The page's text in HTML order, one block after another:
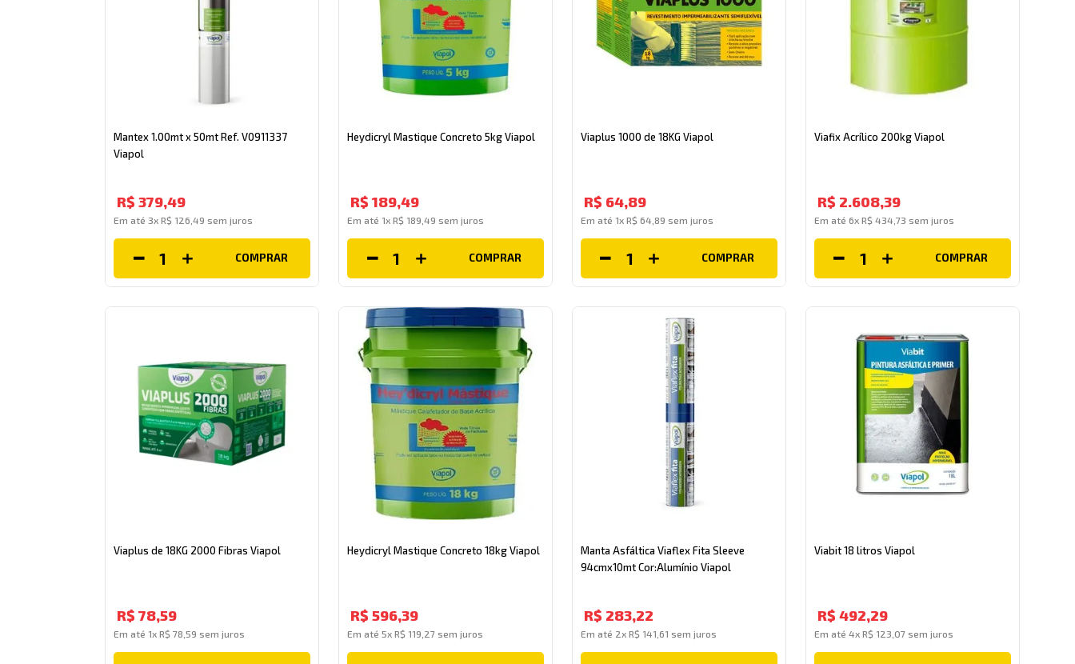
Mantex 1.00mt x 50mt Ref. V0911337
Viapol
R$ 379,49
Em até 3xR$ 126 ,49 sem juros
COMPRAR
Heydicryl Mastique Concreto 5kg Viapol
R$ 189,49
Em até 1xR$ 189 ,49 sem juros
COMPRAR
Viaplus 1000 de 18KG Viapol
R$ 64,89
Em até 1x R$ 64 89 sem juros
COMPRAR
Viafix Acrílico 200kg Viapol
R$ 2.608,39
Em até 6x R$ 434 73 sem juros
COMPRAR
Viaplus de 18KG 2000 Fibras Viapol
R$ 78,59
Em até 1xR$ 78 ,59 sem juros
Heydicryl Mastique Concreto 18kg Viapol
R$ 596,39
Em até5xR$ 119 27 sem juros
Manta Asfáltica Viaflex Fita Sleeve
94cmx10mt Cor:Alumínio Viapol
R$ 283,22
Em até 2x R$ 141 61 sem juros
Viabit 18 litros Viapol
R$ 492,29
Em até 4x R$ 123 07sem juros